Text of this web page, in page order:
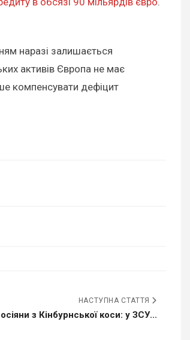
наразі залишається
активів Європа не має
компенсувати дефіцит
НАСТУПНА СТАТТЯ
з Кінбурнської коси: у ЗСУ...